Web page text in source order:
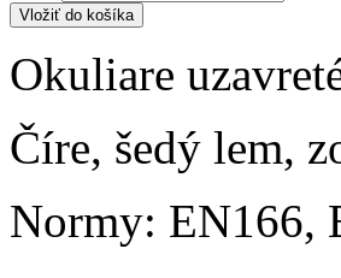
Vložiť do košíka
Okuliare
Číre, šedý lem,
Normy: EN166,